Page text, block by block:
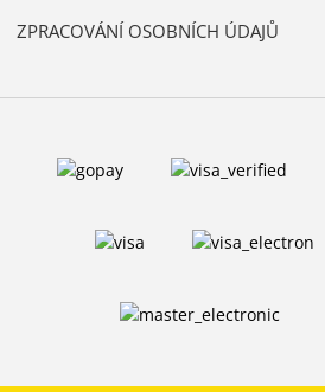
ZPRACOVÁNÍ OSOBNÍCH ÚDAJŮ